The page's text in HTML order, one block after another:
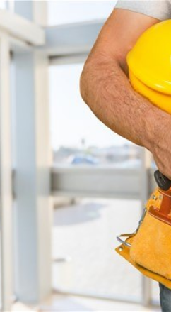
שיפצתי את הדירה בחריש
קיבלתי 3 הצעות מחיר מבעלי
בהצעה שהכי נראתה לי ויצאנו
סופר מקצועיים . מומלץ בחום !!